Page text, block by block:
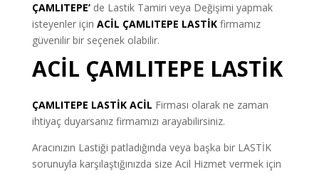
ÇAMLITEPE’de Lastik Tamiri veya Değişimi yapmak
isteyenler için ACİL ÇAMLITEPE LASTİKfirmamız
güvenilir bir seçenek olabilir.
ACİL ÇAMLITEPE LASTİK
ÇAMLITEPE LASTİK ACİL Firması olarak ne zaman
ihtiyaç duyarsanız firmamızı arayabilirsiniz.
Aracınızın Lastiği patladığında veya başka bir LASTİK
sorunuyla karşılaştığınızda size Acil Hizmet vermek için